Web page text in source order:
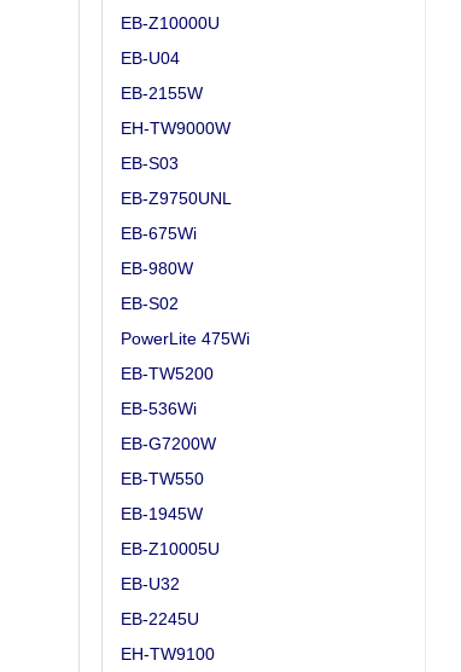
EB-Z10000U
EB-U04
EB-2155W
EH-TW9000W
EB-S03
EB-Z9750UNL
EB-675Wi
EB-980W
EB-S02
PowerLite 475Wi
EB-TW5200
EB-536Wi
EB-G7200W
EB-TW550
EB-1945W
EB-Z10005U
EB-U32
EB-2245U
EH-TW9100